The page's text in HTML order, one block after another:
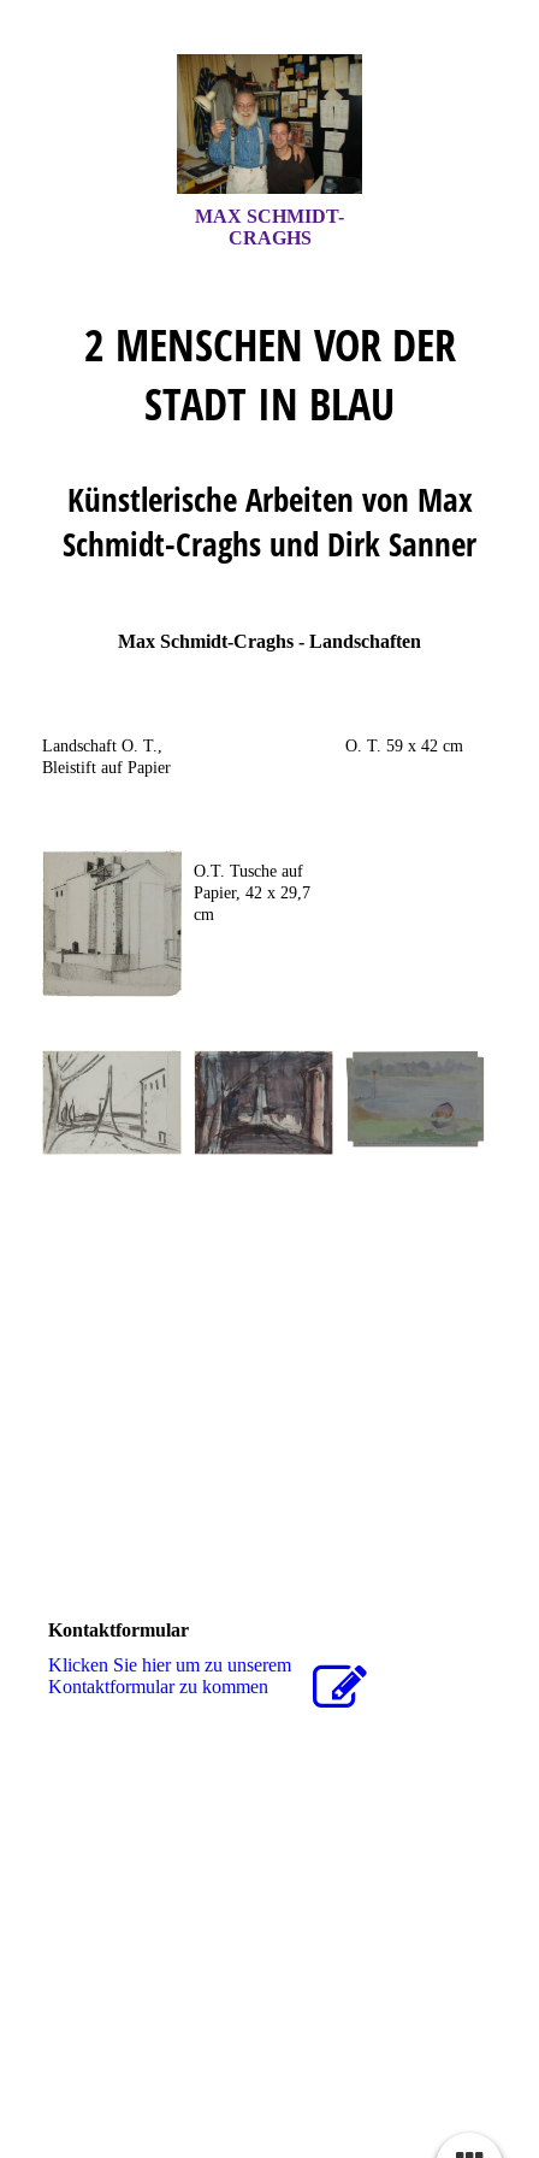
MAX SCHMIDT-
CRAGHS
2 MENSCHEN VOR DER
STADT IN BLAU
Künstlerische Arbeiten von Max
Schmidt-Craghs und Dirk Sanner
Max Schmidt-Craghs - Landschaften
Landschaft O. T.,
Bleistift auf Papier
O. T. 59 x 42 cm
O.T. Tusche auf
Papier, 42 x 29,7
cm
Kontaktformular
Klicken Sie hier um zu unserem
Kon­takt­for­mu­lar zu kommen